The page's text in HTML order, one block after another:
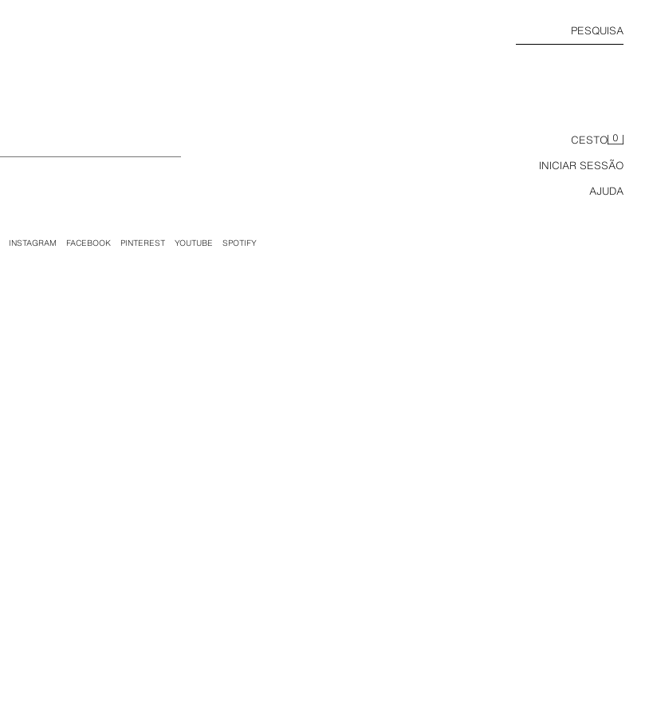
PESQUISA
CESTO 0
INICIAR SESSÃO
AJUDA
INSTAGRAM FACEBOOK PINTEREST YOUTUBE SPOTIFY